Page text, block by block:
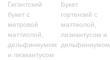
Гигантский
букет с
метровой
маттиолой,
дельфиниумом
и лизиантусом
Букет
гортензий с
маттиолой,
лизиантусом и
дельфиниумом